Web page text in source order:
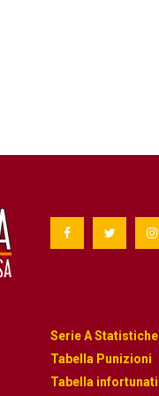
Serie A Statistiche
Tabella Punizioni
Tabella infortunati